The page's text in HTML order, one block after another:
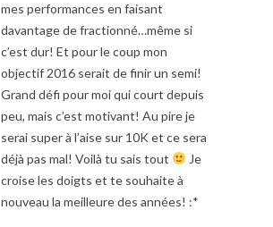
mes performances en faisant
davantage de fractionné…même si
c’est dur! Et pour le coup mon
objectif 2016 serait de finir un semi!
Grand défi pour moi qui court depuis
peu, mais c’est motivant! Au pire je
serai super à l’aise sur 10K et ce sera
déjà pas mal! Voilà tu sais tout
Je
croise les doigts et te souhaite à
nouveau la meilleure des années! :*